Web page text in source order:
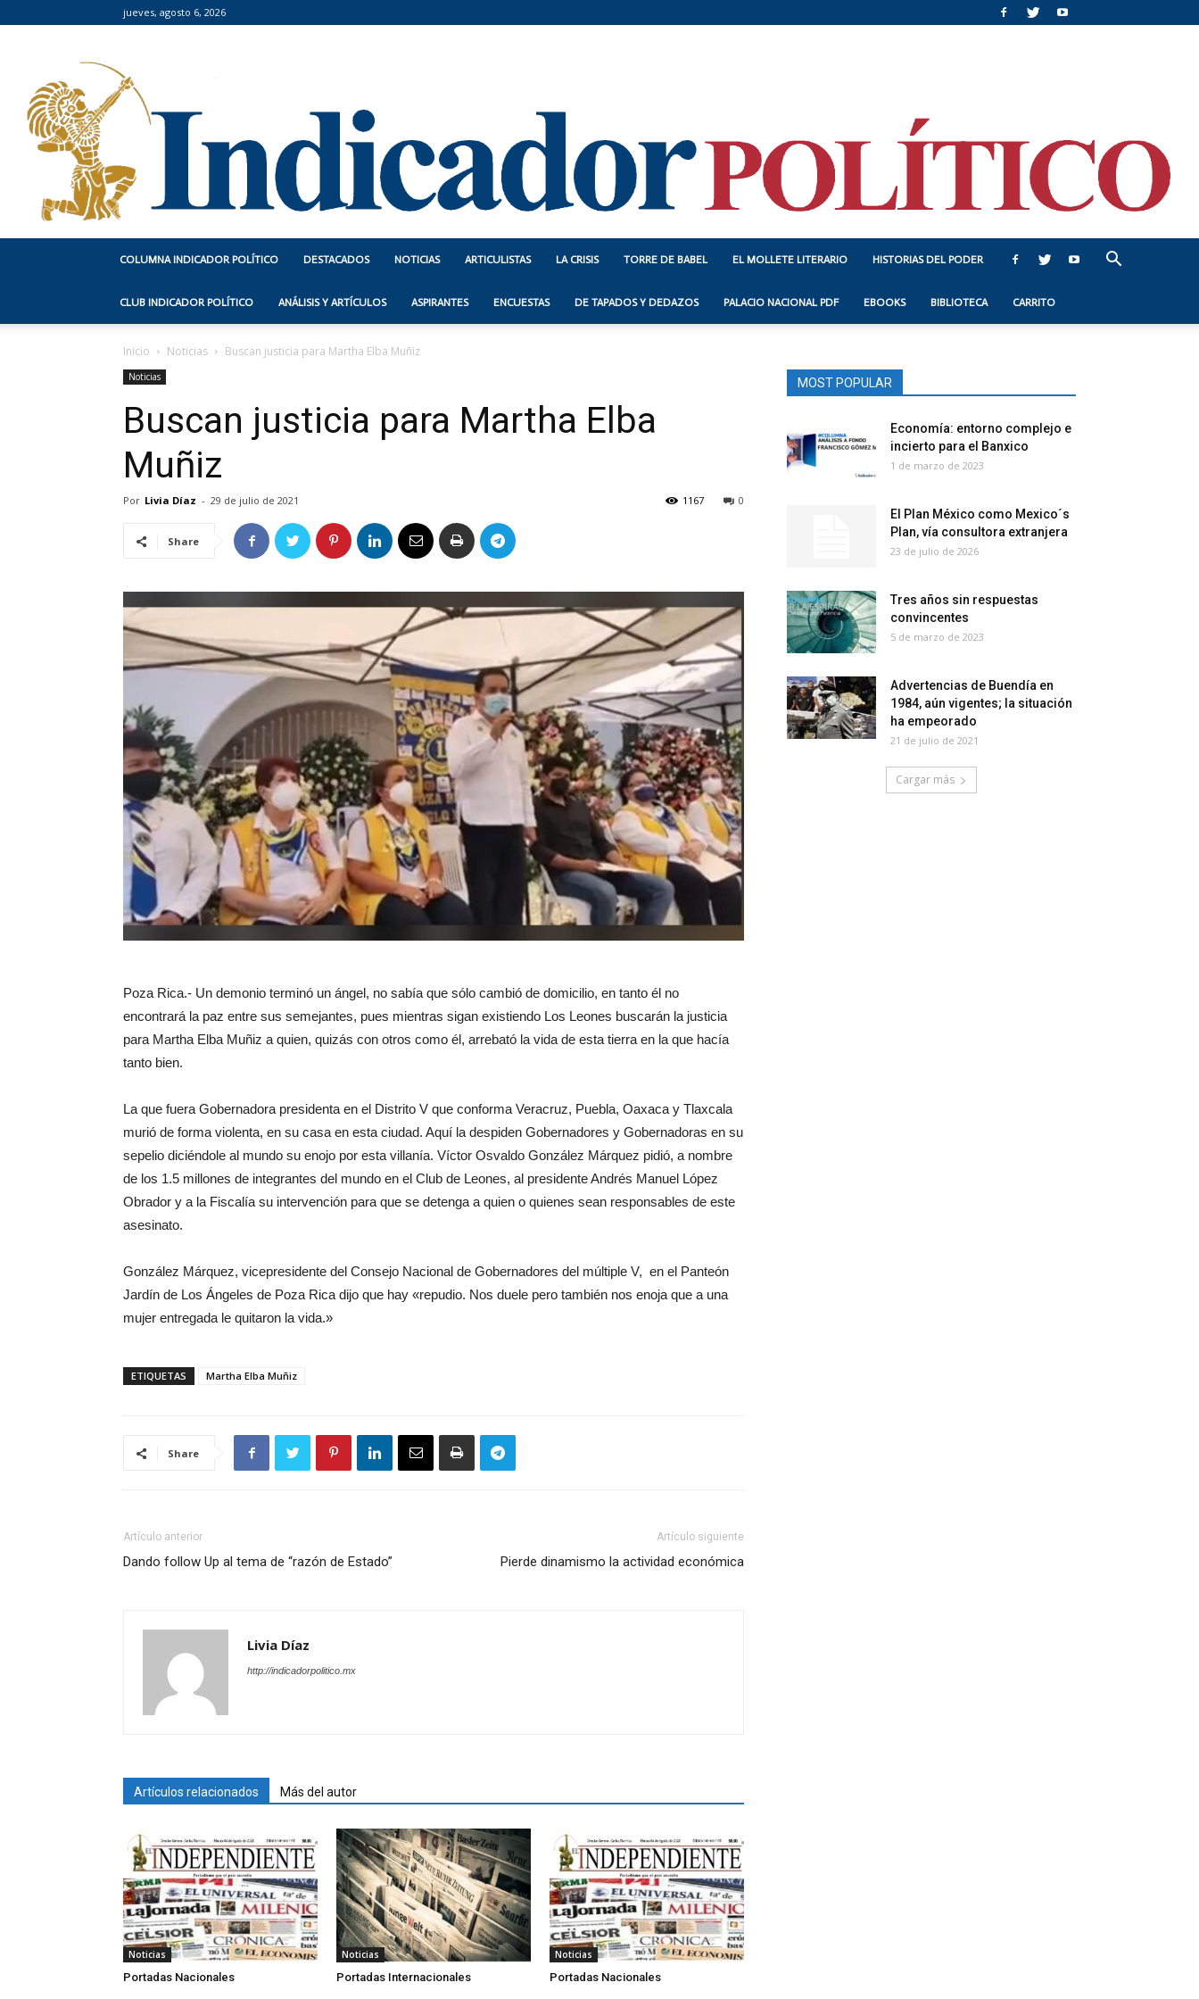
jueves, agosto 6, 2026
Indicador
Político
COLUMNA INDICADOR POLÍTICO DESTACADOS NOTICIAS ARTICULISTAS LA CRISIS TORRE DE BABEL EL MOLLETE LITERARIO HISTORIAS DEL PODER
CLUB INDICADOR POLÍTICO ANÁLISIS Y ARTÍCULOS ASPIRANTES ENCUESTAS DE TAPADOS Y DEDAZOS PALACIO NACIONAL PDF EBOOKS BIBLIOTECA CARRITO
Inicio Noticias Buscan justicia para Martha Elba Muñiz
Noticias
Buscan justicia para Martha Elba
Muñiz
Por Livia Díaz - 29 de julio de 2021 0
1167
Share
Poza Rica.- Un demonio terminó un ángel, no sabía que sólo cambió de domicilio, en tanto él no
encontrará la paz entre sus semejantes, pues mientras sigan existiendo Los Leones buscarán la justicia
para Martha Elba Muñiz a quien, quizás con otros como él, arrebató la vida de esta tierra en la que hacía
tanto bien.
La que fuera Gobernadora presidenta en el Distrito V que conforma Veracruz, Puebla, Oaxaca y Tlaxcala
murió de forma violenta, en su casa en esta ciudad. Aquí la despiden Gobernadores y Gobernadoras en su
sepelio diciéndole al mundo su enojo por esta villanía. Víctor Osvaldo González Márquez pidió, a nombre
de los 1.5 millones de integrantes del mundo en el Club de Leones, al presidente Andrés Manuel López
Obrador y a la Fiscalía su intervención para que se detenga a quien o quienes sean responsables de este
asesinato.
González Márquez, vicepresidente del Consejo Nacional de Gobernadores del múltiple V, en el Panteón
Jardín de Los Ángeles de Poza Rica dijo que hay «repudio. Nos duele pero también nos enoja que a una
mujer entregada le quitaron la vida.»
ETIQUETAS Martha Elba Muñiz
Share
Artículo anterior
Dando follow Up al tema de “razón de Estado”
Artículo siguiente
Pierde dinamismo la actividad económica
Livia Díaz
http://indicadorpolitico.mx
Artículos relacionados Más del autor
Noticias
Portadas Nacionales
Noticias
Portadas Internacionales
Noticias
Portadas Nacionales
MOST POPULAR
Economía: entorno complejo e
incierto para el Banxico
1 de marzo de 2023
El Plan México como Mexico´s
Plan, vía consultora extranjera
23 de julio de 2026
Tres años sin respuestas
convincentes
5 de marzo de 2023
Advertencias de Buendía en
1984, aún vigentes; la situación
ha empeorado
21 de julio de 2021
Cargar más